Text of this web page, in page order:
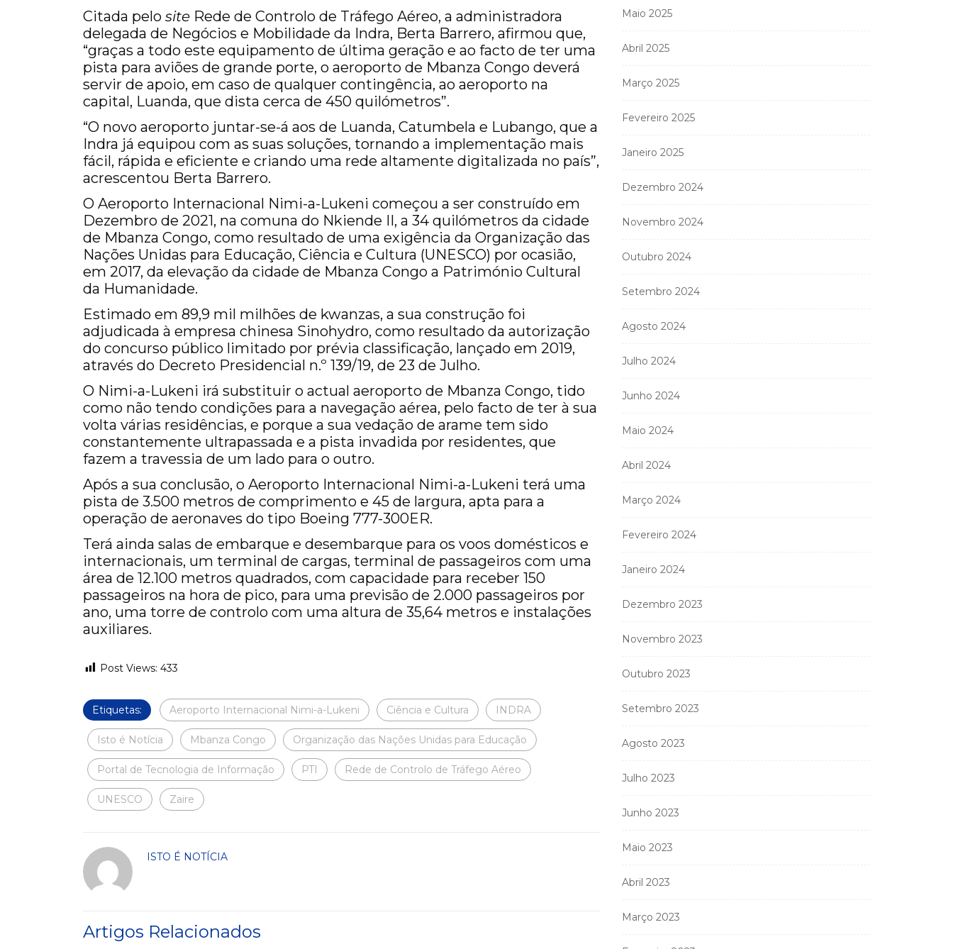
Citada pelo site Rede de Controlo de Tráfego Aéreo, a administradora
delegada de Negócios e Mobilidade da Indra, Berta Barrero, afirmou que,
“graças a todo este equipamento de última geração e ao facto de ter uma
pista para aviões de grande porte, o aeroporto de Mbanza Congo deverá
servir de apoio, em caso de qualquer contingência, ao aeroporto na
capital, Luanda, que dista cerca de 450 quilómetros”.
“O novo aeroporto juntar-se-á aos de Luanda, Catumbela e Lubango, que a
Indra já equipou com as suas soluções, tornando a implementação mais
fácil, rápida e eficiente e criando uma rede altamente digitalizada no país”,
acrescentou Berta Barrero.
O Aeroporto Internacional Nimi-a-Lukeni começou a ser construído em
Dezembro de 2021, na comuna do Nkiende II, a 34 quilómetros da cidade
de Mbanza Congo, como resultado de uma exigência da Organização das
Nações Unidas para Educação, Ciência e Cultura (UNESCO) por ocasião,
em 2017, da elevação da cidade de Mbanza Congo a Património Cultural
da Humanidade.
Estimado em 89,9 mil milhões de kwanzas, a sua construção foi
adjudicada à empresa chinesa Sinohydro, como resultado da autorização
do concurso público limitado por prévia classificação, lançado em 2019,
através do Decreto Presidencial n.º 139/19, de 23 de Julho.
O Nimi-a-Lukeni irá substituir o actual aeroporto de Mbanza Congo, tido
como não tendo condições para a navegação aérea, pelo facto de ter à sua
volta várias residências, e porque a sua vedação de arame tem sido
constantemente ultrapassada e a pista invadida por residentes, que
fazem a travessia de um lado para o outro.
Após a sua conclusão, o Aeroporto Internacional Nimi-a-Lukeni terá uma
pista de 3.500 metros de comprimento e 45 de largura, apta para a
operação de aeronaves do tipo Boeing 777-300ER.
Terá ainda salas de embarque e desembarque para os voos domésticos e
internacionais, um terminal de cargas, terminal de passageiros com uma
área de 12.100 metros quadrados, com capacidade para receber 150
passageiros na hora de pico, para uma previsão de 2.000 passageiros por
ano, uma torre de controlo com uma altura de 35,64 metros e instalações
auxiliares.
Post Views: 433
Etiquetas: Aeroporto Internacional Nimi-a-Lukeni Ciência e Cultura INDRA
Isto é Notícia Mbanza Congo Organização das Nações Unidas para Educação
Portal de Tecnologia de Informação PTI Rede de Controlo de Tráfego Aéreo
UNESCO Zaire
ISTO É NOTÍCIA
Artigos Relacionados
Maio 2025
Abril 2025
Março 2025
Fevereiro 2025
Janeiro 2025
Dezembro 2024
Novembro 2024
Outubro 2024
Setembro 2024
Agosto 2024
Julho 2024
Junho 2024
Maio 2024
Abril 2024
Março 2024
Fevereiro 2024
Janeiro 2024
Dezembro 2023
Novembro 2023
Outubro 2023
Setembro 2023
Agosto 2023
Julho 2023
Junho 2023
Maio 2023
Abril 2023
Março 2023